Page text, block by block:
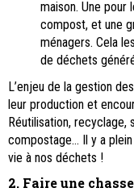
maison. Une pour
compost, et une
ménagers. Cela
de déchets
L’enjeu de la gestion
leur production et
Réutilisation, recyclage,
compostage… Il y a
vie à nos déchets !
2. Faire une